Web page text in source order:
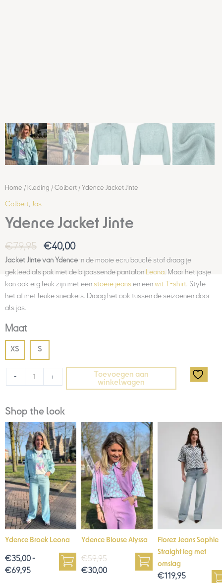
Home / Kleding / Colbert / Ydence Jacket Jinte
Colbert, Jas
Ydence Jacket Jinte
€79,95 €40,00
Jacket Jinte van Ydencein de mooie ecru bouclé stof draag je
gekleed als pak met de bijpassende pantalon
Leona . Maar het jasje
kan ook erg leuk zijn met eenstoere jeansen eenwit T-shirt . Style
het af met leuke sneakers. Draag het ook tussen de seizoenen door
als jas.
Maat
XS S
- +
Toevoegen aan
winkelwagen
Shop the look
Ydence Broek Leona
€35,00-
€69,95
Prijsklasse:
€35,00
tot
€69,95
Ydence Blouse Alyssa
€59,95
Oorspronkelijke
prijs
was:
€59,95.
€30,00
Huidige
prijs
is:
€30,00.
Florez Jeans Sophie
Straight leg met
omslag
€119,95